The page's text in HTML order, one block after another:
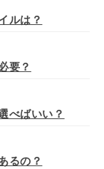
ルは？
要？
べばいい？
るの？